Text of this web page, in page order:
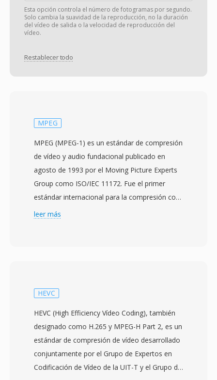
Esta opción controla el número de fotogramas por segundo.
Solo cambia la suavidad de la reproducción, no la duración
del vídeo de salida o la velocidad de reproducción del
vídeo.
Restablecer todo
MPEG
MPEG (MPEG-1) es un estándar de compresión
de vídeo y audio fundacional publicado en
agosto de 1993 por el Moving Picture Experts
Group como ISO/IEC 11172. Fue el primer
estándar internacional para la compresión con
pérdida de imágenes en movimiento y audio
movimiento, codificación de transformada de
longitud variable, organizados en tres tipos de
cuadros: cuadros I (intra-codificados), cuadros
P (predichos) y cuadros B (predichos
bidireccionalmente). El estándar apunta a tasas
de bits de alrededor de 1.5 Mbps para audio y
leer más
HEVC
HEVC (High Efficiency Vídeo Coding), también
designado como H.265 y MPEG-H Part 2, es un
estándar de compresión de vídeo desarrollado
conjuntamente por el Grupo de Expertos en
Codificación de Vídeo de la UIT-T y el Grupo de